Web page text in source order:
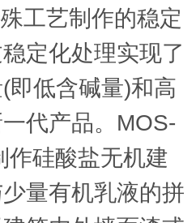
工艺制作的稳定
定化处理实现了
(即低含碱量)和高
代产品。 MOS-
作硅酸盐无机建
量有机乳液的拼